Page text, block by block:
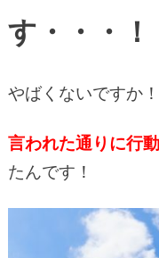
す・・・！
やばくないですか
言われた通りに行
たんです！